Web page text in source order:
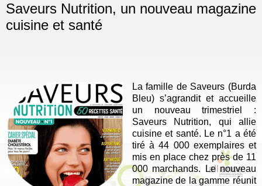
Saveurs Nutrition, un nouveau magazine
cuisine et santé
La famille de Saveurs (Burda
Bleu) s’agrandit et accueille
un nouveau trimestriel :
Saveurs Nutrition, qui allie
cuisine et santé. Le n°1 a été
tiré à 44 000 exemplaires et
mis en place chez près de 11
000 marchands. Le nouveau
magazine de la gamme réunit